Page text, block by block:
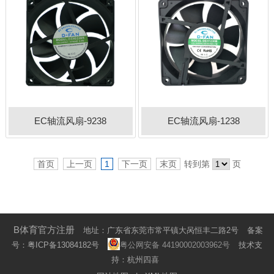
EC轴流风扇-9238 EC轴流风扇-1238
首页 上一页 1 下一页 末页 转到第 页
B体育官方注册 地址：广东省东莞市常平镇大呙恒丰二路2号
备案
号： 粤ICP备13084182号 粤公网安备 44190002003962号
技术支
持：杭州四喜